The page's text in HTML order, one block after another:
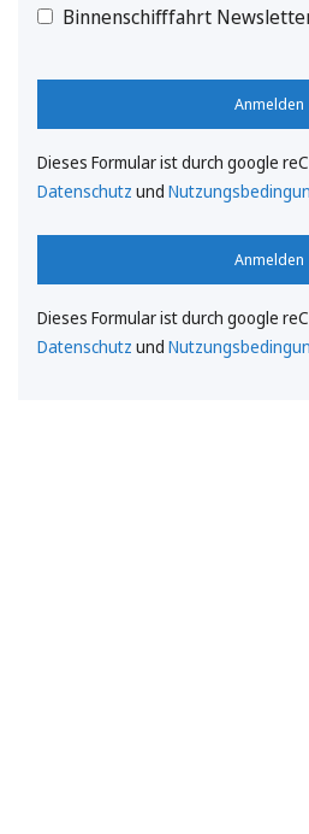
Binnenschifffahrt
Anmelden
Dieses Formular ist durch google
Datenschutz und
Anmelden
Dieses Formular ist durch google
Datenschutz und